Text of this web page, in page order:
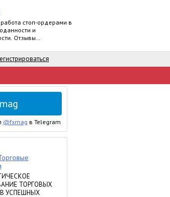
стоп-ордерами в
и
Отзывы
ru/market/product/8739#
@fxmag в Telegram